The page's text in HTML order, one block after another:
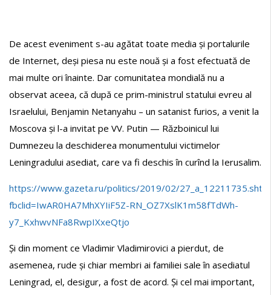
De acest eveniment s-au agătat toate media și portalurile
de Internet, deși piesa nu este nouă și a fost efectuată de
mai multe ori înainte. Dar comunitatea mondială nu a
observat aceea, că după ce prim-ministrul statului evreu al
Israelului, Benjamin Netanyahu – un satanist furios, a venit la
Moscova și l-a invitat pe VV. Putin — Războinicul lui
Dumnezeu la deschiderea monumentului victimelor
Leningradului asediat, care va fi deschis în curînd la Ierusalim.
https://www.gazeta.ru/politics/2019/02/
fbclid=IwAR0HA7MhXYIiF5Z-RN_OZ7XslK1m58fTdWh-
y7_KxhwvNFa8RwpIXxeQtjo
Și din moment ce Vladimir Vladimirovici a pierdut, de
asemenea, rude și chiar membri ai familiei sale în asediatul
Leningrad, el, desigur, a fost de acord. Și cel mai important,